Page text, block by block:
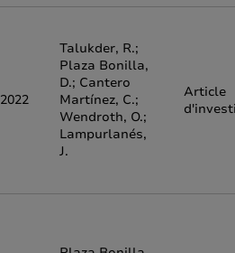
2022
Talukder, R.;
Plaza Bonilla,
D.; Cantero
Martínez, C.;
Wendroth, O.;
Lampurlanés,
J.
Article